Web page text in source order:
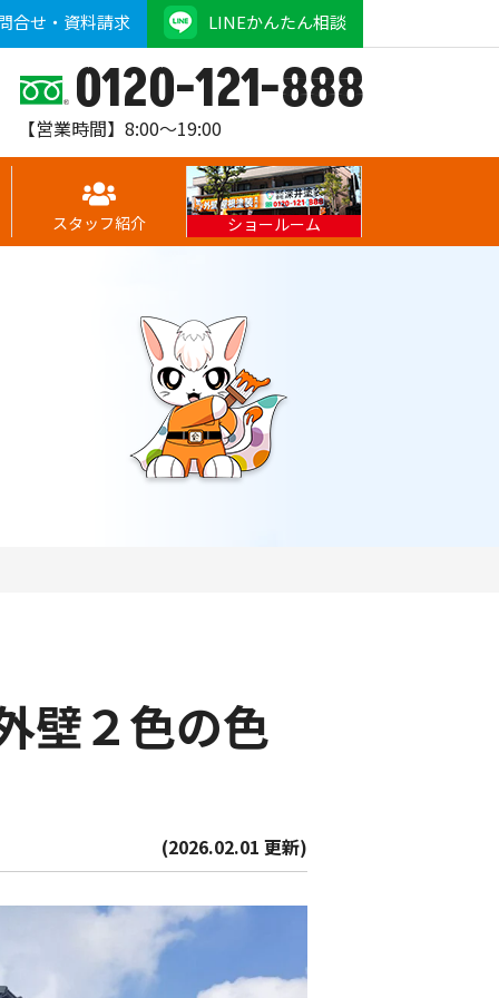
合せ・資料請求 LINEかんたん相談
0120-121-888
【営業時間】8:00～19:00
スタッフ紹介 ショールーム
壁２色の色
(2026.02.01 更新)